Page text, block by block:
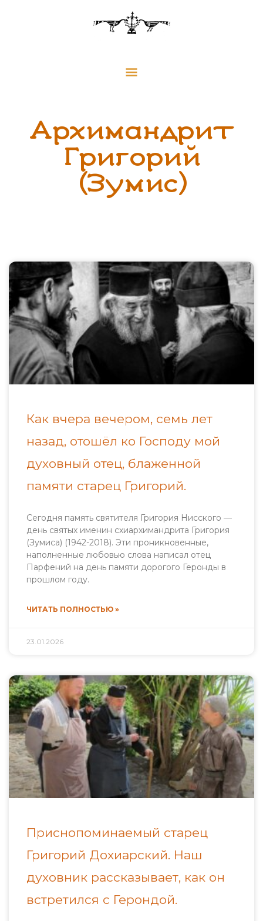
Главное
Архимандрит
Григорий
(Зумис)
Как вчера вечером, семь лет
назад, отошёл ко Господу мой
духовный отец, блаженной
памяти старец Григорий.
Сегодня память святителя Григория Нисского —
день святых именин схиархимандрита Григория
(Зумиса) (1942-2018). Эти проникновенные,
наполненные любовью слова написал отец
Парфений на день памяти дорогого Геронды в
прошлом году.
ЧИТАТЬ ПОЛНОСТЬЮ »
23.01.2026
Приснопоминаемый старец
Григорий Дохиарский. Наш
духовник рассказывает, как он
встретился с Герондой.